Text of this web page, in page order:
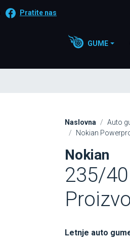
Pratite nas
GUME
Naslovna Auto
Nokian
Nokian
235/
Letnje auto